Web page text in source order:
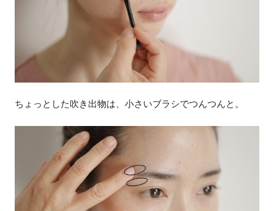
ちょっとした吹き出物は、小さいブラシでつんつんと。